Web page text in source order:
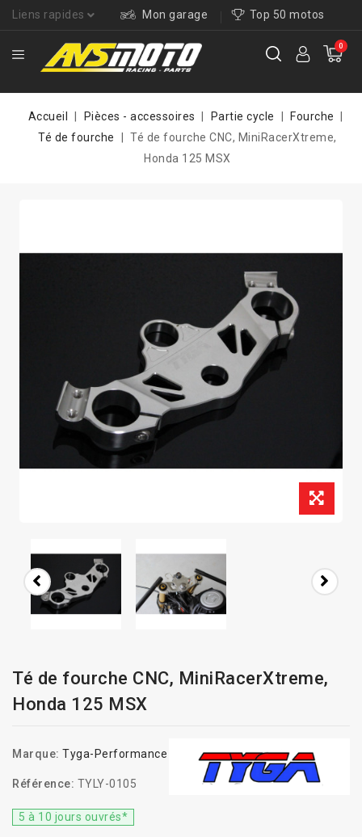
Liens rapides Mon garage Top 50 motos
0
Accueil Pièces - accessoires Partie cycle
Fourche
Té de fourche
Té de fourche CNC, MiniRacerXtreme,
Honda 125 MSX
Té de fourche CNC, MiniRacerXtreme,
Honda 125 MSX
Marque: Tyga-Performance
Référence: TYLY-0105
5 à 10 jours ouvrés*